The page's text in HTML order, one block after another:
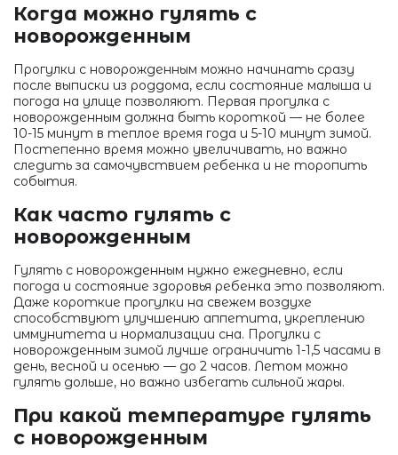
Когда можно гулять с
новорожденным
Прогулки с новорожденным можно начинать сразу
после выписки из роддома, если состояние малыша и
погода на улице позволяют. Первая прогулка с
новорожденным должна быть короткой — не более
10-15 минут в теплое время года и 5-10 минут зимой.
Постепенно время можно увеличивать, но важно
следить за самочувствием ребенка и не торопить
события.
Как часто гулять с
новорожденным
Гулять с новорожденным нужно ежедневно, если
погода и состояние здоровья ребенка это позволяют.
Даже короткие прогулки на свежем воздухе
способствуют улучшению аппетита, укреплению
иммунитета и нормализации сна. Прогулки с
новорожденным зимой лучше ограничить 1-1,5 часами в
день, весной и осенью — до 2 часов. Летом можно
гулять дольше, но важно избегать сильной жары.
При какой температуре гулять
с новорожденным